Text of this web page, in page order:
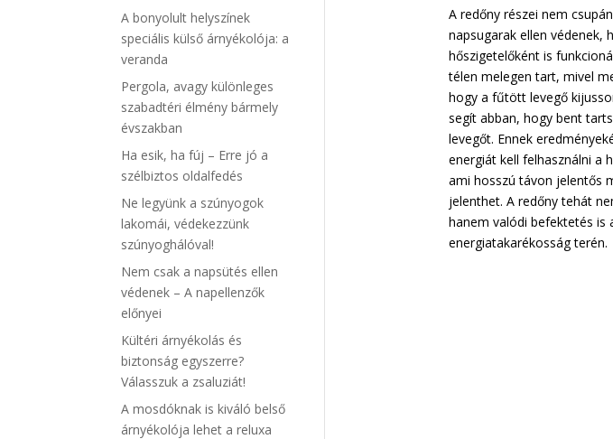
A redőny részei nem
napsugarak ellen védenek,
hőszigetelőként is
télen melegen tart, mivel
hogy a fűtött levegő
segít abban, hogy bent
levegőt. Ennek
energiát kell felhasználni a
ami hosszú távon jelentős
jelenthet. A redőny tehát
hanem valódi befektetés is
energiatakarékosság terén.
A bonyolult helyszínek
speciális külső árnyékolója: a
veranda
Pergola, avagy különleges
szabadtéri élmény bármely
évszakban
Ha esik, ha fúj – Erre jó a
szélbiztos oldalfedés
Ne legyünk a szúnyogok
lakomái, védekezzünk
szúnyoghálóval!
Nem csak a napsütés ellen
védenek – A napellenzők
előnyei
Kültéri árnyékolás és
biztonság egyszerre?
Válasszuk a zsaluziát!
A mosdóknak is kiváló belső
árnyékolója lehet a reluxa